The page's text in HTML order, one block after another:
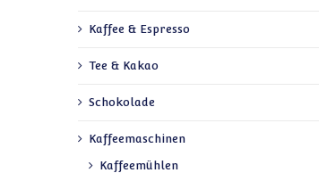
Kaffee & Espresso
Tee & Kakao
Schokolade
Kaffeemaschinen
Kaffeemühlen